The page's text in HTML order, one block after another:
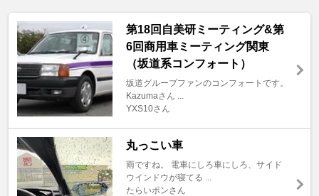
第18回自美研ミーティング&第
6回商用車ミーティング関東
（坂道系コンフォート）
坂道グループファンのコンフォートです。
Kazumaさん ...
YXS10さん
丸っこい車
雨ですね。 電車にしろ車にしろ、サイド
ウインドウが寝てる ...
たらいポンさん